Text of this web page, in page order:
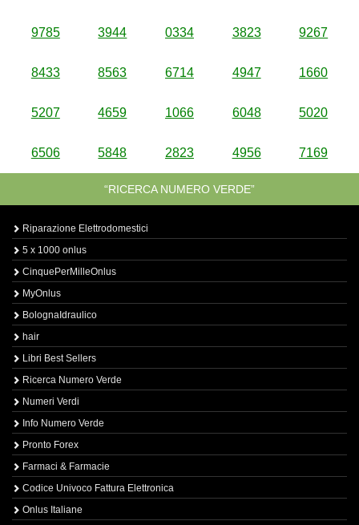
9785 3944 0334 3823 9267
8433 8563 6714 4947 1660
5207 4659 1066 6048 5020
6506 5848 2823 4956 7169
“RICERCA NUMERO VERDE”
Riparazione Elettrodomestici
5 x 1000 onlus
CinquePerMilleOnlus
MyOnlus
BolognaIdraulico
hair
Libri Best Sellers
Ricerca Numero Verde
Numeri Verdi
Info Numero Verde
Pronto Forex
Farmaci & Farmacie
Codice Univoco Fattura Elettronica
Onlus Italiane